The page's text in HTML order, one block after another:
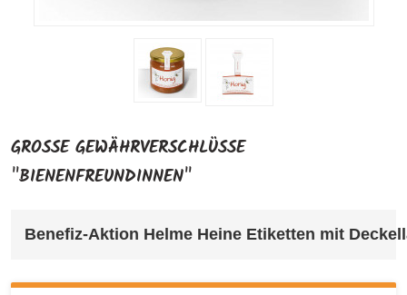
GROSSE GEWÄHRVERSCHLÜSSE "
BIENENFREUNDINNEN"
Benefiz-Aktion Helme Heine Etiketten mit